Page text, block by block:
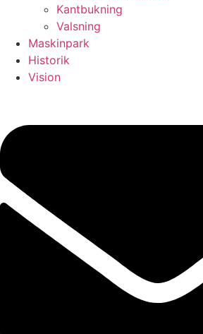
Kantbukning
Valsning
Maskinpark
Historik
Vision